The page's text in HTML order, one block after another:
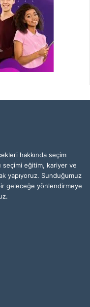
hakkında seçim
seçimi eğitim, kariyer ve
yapıyoruz. Sunduğumuz
geleceğe yönlendirmeye